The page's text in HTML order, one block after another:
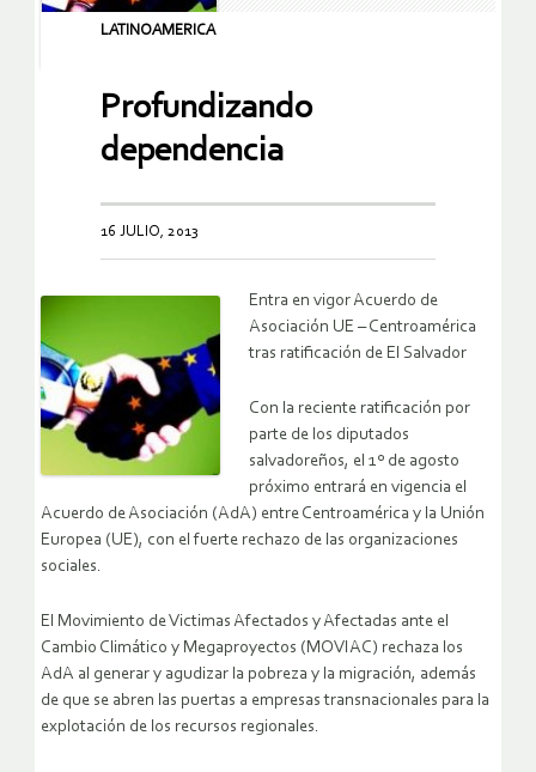
LATINOAMERICA
Profundizando
dependencia
16 JULIO, 2013
Entra en vigor Acuerdo de
Asociación UE – Centroamérica
tras ratificación de El Salvador
Con la reciente ratificación por
parte de los diputados
salvadoreños, el 1º de agosto
próximo entrará en vigencia el
Acuerdo de Asociación (AdA) entre Centroamérica y la Unión
Europea (UE), con el fuerte rechazo de las organizaciones
sociales.
El Movimiento de Victimas Afectados y Afectadas ante el
Cambio Climático y Megaproyectos (MOVIAC) rechaza los
AdA al generar y agudizar la pobreza y la migración, además
de que se abren las puertas a empresas transnacionales para la
explotación de los recursos regionales.